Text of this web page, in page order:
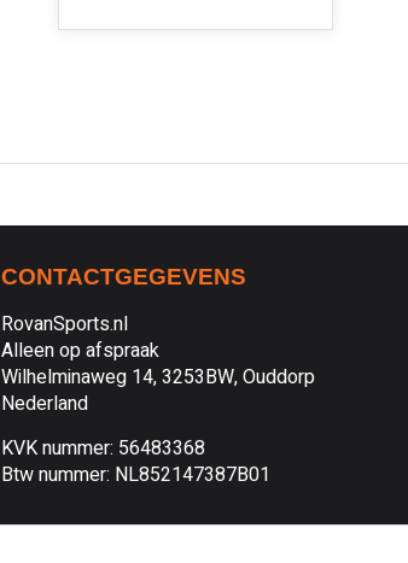
CONTACTGEGEVENS
RovanSports.nl
Alleen op afspraak
Wilhelminaweg 14, 3253BW, Ouddorp
Nederland
KVK nummer: 56483368
Btw nummer: NL852147387B01